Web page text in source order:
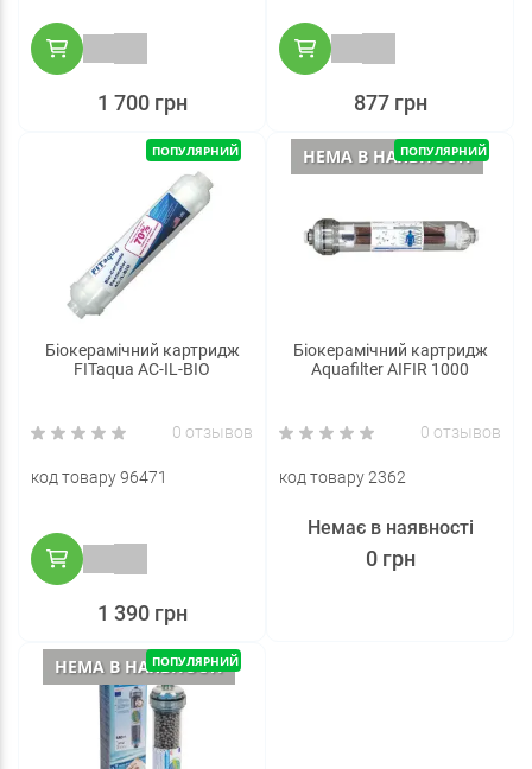
1 700 грн 877 грн
ПОПУЛЯРНИЙ
Біокерамічний картридж
FITaqua AC-IL-BIO
0 отзывов
код товару 96471
1 390 грн
НЕМА В НАЯВНОСТІ
ПОПУЛЯРНИЙ
Біокерамічний картридж
Aquafilter AIFIR 1000
0 отзывов
код товару 2362
0 грн
Немає в наявності
НЕМА В НАЯВНОСТІ
ПОПУЛЯРНИЙ